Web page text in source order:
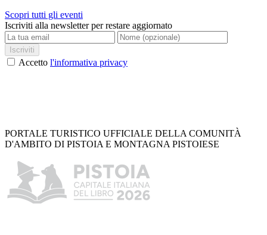
Scopri tutti gli eventi
Iscriviti alla newsletter per restare aggiornato
Iscriviti
Accetto l'informativa privacy
PORTALE TURISTICO UFFICIALE DELLA COMUNITÀ
D'AMBITO DI PISTOIA E MONTAGNA PISTOIESE